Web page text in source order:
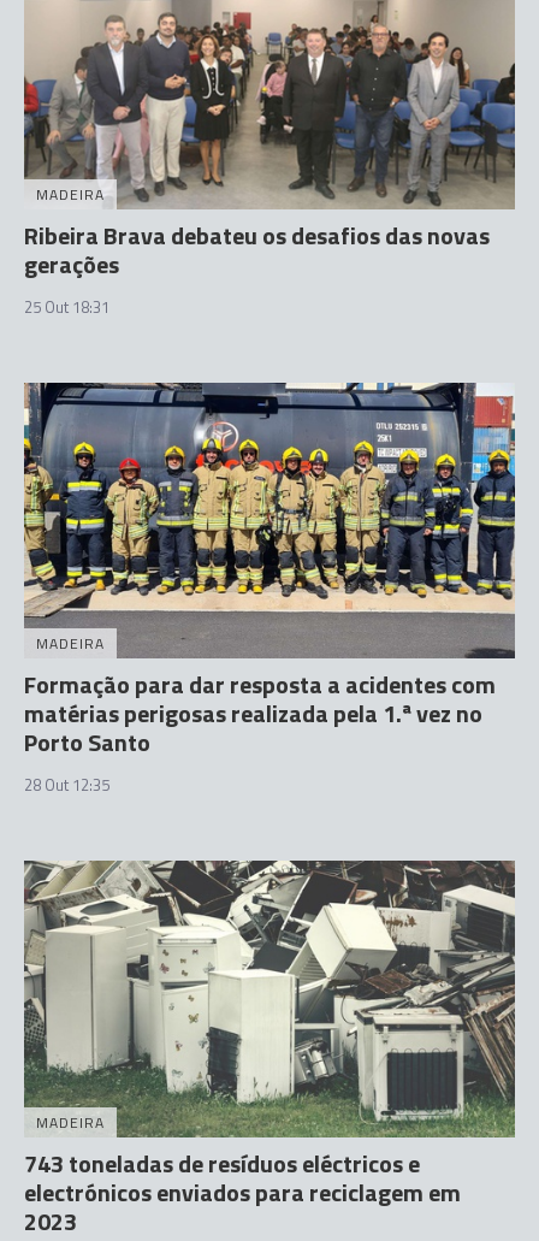
MADEIRA
Ribeira Brava debateu os desafios das novas
gerações
25 Out 18:31
MADEIRA
Formação para dar resposta a acidentes com
matérias perigosas realizada pela 1.ª vez no
Porto Santo
28 Out 12:35
MADEIRA
743 toneladas de resíduos eléctricos e
electrónicos enviados para reciclagem em
2023